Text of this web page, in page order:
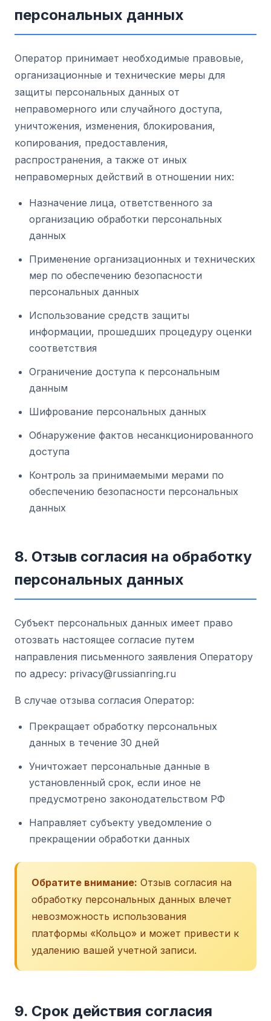
персональных данных
Оператор принимает необходимые правовые,
организационные и технические меры для
защиты персональных данных от
неправомерного или случайного доступа,
уничтожения, изменения, блокирования,
копирования, предоставления,
распространения, а также от иных
неправомерных действий в отношении них:
Назначение лица, ответственного за
организацию обработки персональных
данных
Применение организационных и технических
мер по обеспечению безопасности
персональных данных
Использование средств защиты
информации, прошедших процедуру оценки
соответствия
Ограничение доступа к персональным
данным
Шифрование персональных данных
Обнаружение фактов несанкционированного
доступа
Контроль за принимаемыми мерами по
обеспечению безопасности персональных
данных
8. Отзыв согласия на обработку
персональных данных
Субъект персональных данных имеет право
отозвать настоящее согласие путем
направления письменного заявления Оператору
по адресу: privacy@russianring.ru
В случае отзыва согласия Оператор:
Прекращает обработку персональных
данных в течение 30 дней
Уничтожает персональные данные в
установленный срок, если иное не
предусмотрено законодательством РФ
Направляет субъекту уведомление о
прекращении обработки данных
Обратите внимание: Отзыв согласия на
обработку персональных данных влечет
невозможность использования
платформы «Кольцо» и может привести к
удалению вашей учетной записи.
9. Срок действия согласия